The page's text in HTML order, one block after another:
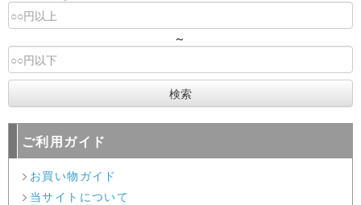
～
ご利用ガイド
お買い物ガイド
当サイトについて